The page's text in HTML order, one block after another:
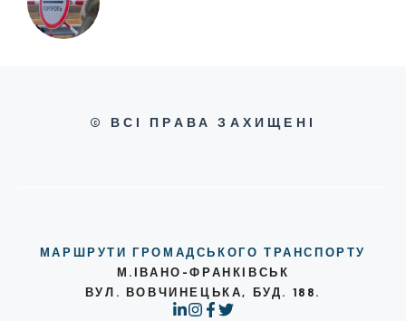
© ВСІ ПРАВА ЗАХИЩЕНІ
МАРШРУТИ ГРОМАДСЬКОГО ТРАНСПОРТУ
М.ІВАНО-ФРАНКІВСЬК
ВУЛ. ВОВЧИНЕЦЬКА, БУД. 188.